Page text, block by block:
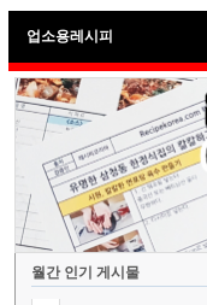
업소용레시피
월간 인기 게시물